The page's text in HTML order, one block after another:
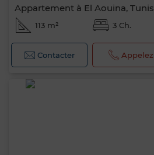
Appartement à El Aouina, Tunis
113 m² 3 Ch.
Contacter Appelez